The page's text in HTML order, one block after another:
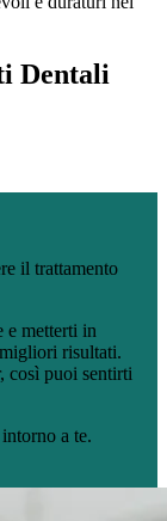
Dentali
il trattamento
e metterti in
risultati.
così puoi sentirti
a te.